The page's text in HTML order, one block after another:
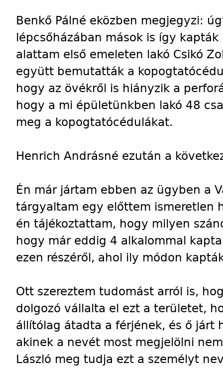
Benkő Pálné eközben megjegyzi:
lépcsőházában mások is így
alattam első emeleten lakó Csikó
együtt bemutatták a
hogy az övékről is hiányzik a
hogy a mi épületünkben lakó 48
meg a kopogtatócédulákat.
Henrich Andrásné ezután a
Én már jártam ebben az ügyben a
tárgyaltam egy előttem ismeretlen
én tájékoztattam, hogy milyen
hogy már eddig 4 alkalommal
ezen részéről, ahol ily módon
Ott szereztem tudomást arról is,
dolgozó vállalta el ezt a területet,
állítólag átadta a férjének, és ő járt
akinek a nevét most megjelölni
László meg tudja ezt a személyt